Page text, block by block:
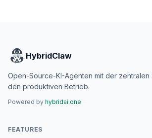
HybridClaw
Open-Source-KI-Agenten mit der
den produktiven Betrieb.
Powered by hybridai.one
FEATURES